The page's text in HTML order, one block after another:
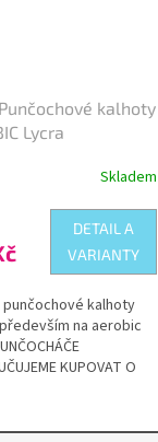
kalhoty
Lycra
Skladem
DETAIL A
VARIANTY
kalhoty
na aerobic
KUPOVAT O